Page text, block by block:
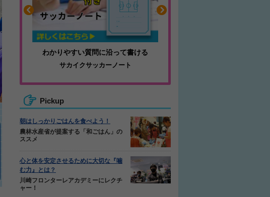
わかりやすい質問に沿って書ける
サカイクサッカーノート
Pickup
朝はしっかりごはんを食べよう！
農林水産省が提案する「和ごはん」の
ススメ
心と体を安定させるために大切な『噛
む力』とは？
川崎フロンターレアカデミーにレクチ
ャー！